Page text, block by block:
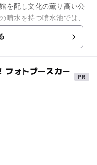
を配し文化の薫り高い公
噴水を持つ噴水池では、
園路から鳥瞰できます。
ォトブースカー